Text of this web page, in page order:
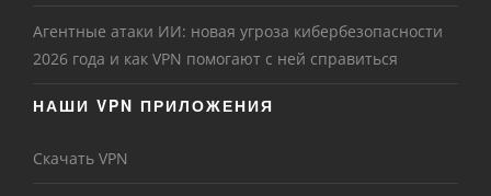
Агентные атаки ИИ: новая угроза кибербезопасности
2026 года и как VPN помогают с ней справиться
НАШИ VPN ПРИЛОЖЕНИЯ
Скачать VPN